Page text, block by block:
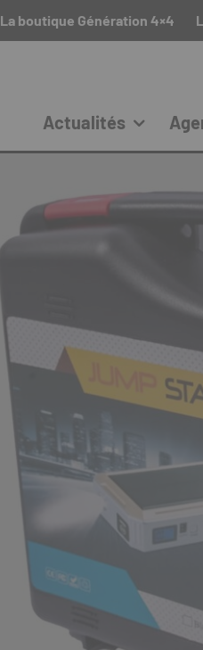
La boutique Génération 4×4
Actualités